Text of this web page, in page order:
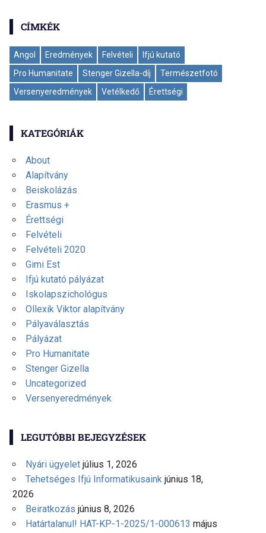
CÍMKÉK
Angol Eredmények Felvételi
Ifjú kutató
Pro Humanitate
Stenger Gizella-díj
Természetfotó
Versenyeredmények
Vetélkedő Érettségi
KATEGÓRIÁK
About
Alapítvány
Beiskolázás
Erasmus +
Érettségi
Felvételi
Felvételi 2020
Gimi Est
Ifjú kutató pályázat
Iskolapszichológus
Ollexik Viktor alapítvány
Pályaválasztás
Pályázat
Pro Humanitate
Stenger Gizella
Uncategorized
Versenyeredmények
LEGUTÓBBI BEJEGYZÉSEK
Nyári ügyelet július 1, 2026
Tehetséges Ifjú Informatikusaink június 18,
2026
Beiratkozás június 8, 2026
Határtalanul! HAT-KP-1-2025/1-000613 május